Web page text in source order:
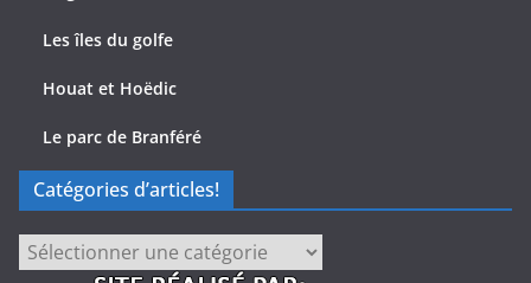
Les îles du golfe
Houat et Hoëdic
Le parc de Branféré
Catégories d’articles!
Catégories